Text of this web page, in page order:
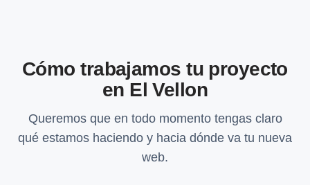
Cómo trabajamos tu proyecto
en El Vellon
Queremos que en todo momento tengas claro
qué estamos haciendo y hacia dónde va tu nueva
web.